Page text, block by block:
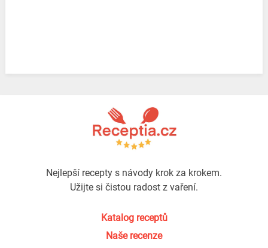
Nejlepší recepty s návody krok za krokem.
Užijte si čistou radost z vaření.
Katalog receptů
Naše recenze